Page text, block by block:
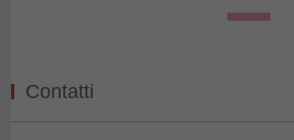
Contatti